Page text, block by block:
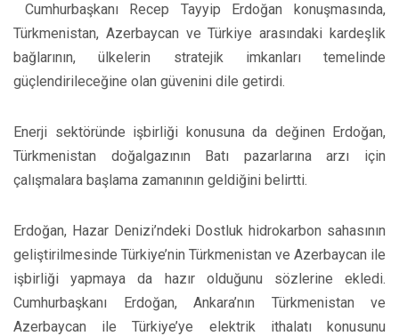
Cumhurbaşkanı Recep Tayyip Erdoğan konuşmasında,
Türkmenistan, Azerbaycan ve Türkiye arasındaki kardeşlik
bağlarının, ülkelerin stratejik imkanları temelinde
güçlendirileceğine olan güvenini dile getirdi.
Enerji sektöründe işbirliği konusuna da değinen Erdoğan,
Türkmenistan doğalgazının Batı pazarlarına arzı için
çalışmalara başlama zamanının geldiğini belirtti.
Erdoğan, Hazar Denizi’ndeki Dostluk hidrokarbon sahasının
geliştirilmesinde Türkiye’nin Türkmenistan ve Azerbaycan ile
işbirliği yapmaya da hazır olduğunu sözlerine ekledi.
Cumhurbaşkanı Erdoğan, Ankara’nın Türkmenistan ve
Azerbaycan ile Türkiye’ye elektrik ithalatı konusunu